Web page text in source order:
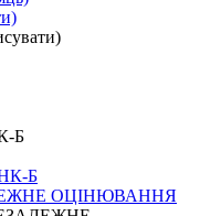
Б
Б
ОЦІНЮВАННЯ